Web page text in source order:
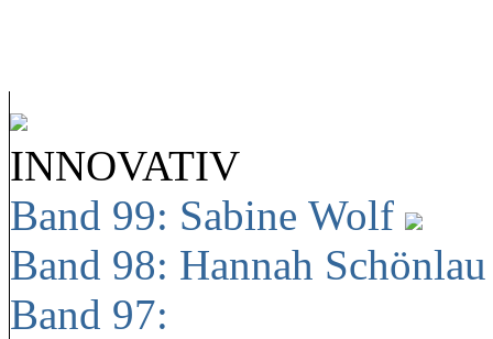
INNOVATIV
Band 99: Sabine Wolf
Band 98: Hannah
Band 97: